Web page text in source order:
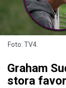
Foto: TV4.
Graham
stora